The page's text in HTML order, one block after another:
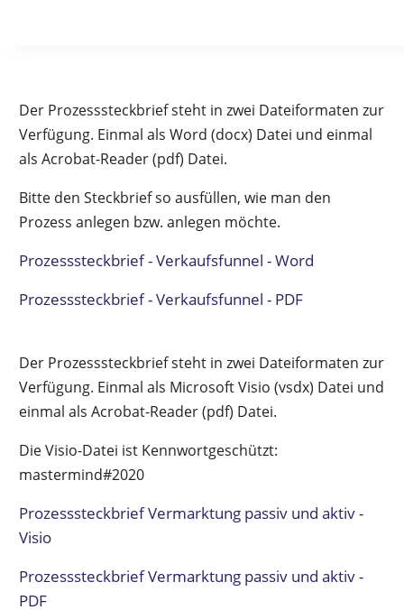
Der Prozesssteckbrief steht in zwei Dateiformaten zur
Verfügung. Einmal als Word (docx) Datei und einmal
als Acrobat-Reader (pdf) Datei.
Bitte den Steckbrief so ausfüllen, wie man den
Prozess anlegen bzw. anlegen möchte.
Prozesssteckbrief - Verkaufsfunnel - Word
Prozesssteckbrief - Verkaufsfunnel - PDF
Der Prozesssteckbrief steht in zwei Dateiformaten zur
Verfügung. Einmal als Microsoft Visio (vsdx) Datei und
einmal als Acrobat-Reader (pdf) Datei.
Die Visio-Datei ist Kennwortgeschützt:
mastermind#2020
Prozesssteckbrief Vermarktung passiv und aktiv -
Visio
Prozesssteckbrief Vermarktung passiv und aktiv -
PDF